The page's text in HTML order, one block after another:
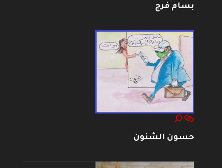
بسام فرج
حسون الشنون